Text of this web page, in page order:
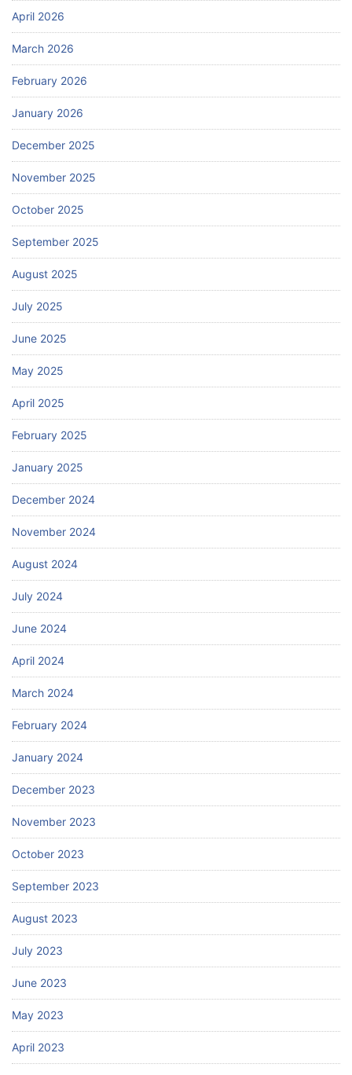
April 2026
March 2026
February 2026
January 2026
December 2025
November 2025
October 2025
September 2025
August 2025
July 2025
June 2025
May 2025
April 2025
February 2025
January 2025
December 2024
November 2024
August 2024
July 2024
June 2024
April 2024
March 2024
February 2024
January 2024
December 2023
November 2023
October 2023
September 2023
August 2023
July 2023
June 2023
May 2023
April 2023